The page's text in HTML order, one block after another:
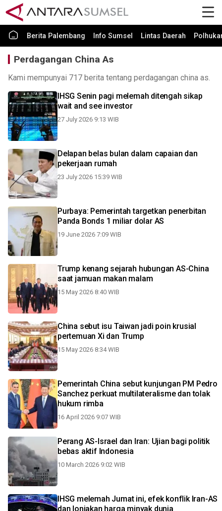
Berita Palembang Info Sumsel Lintas Daerah
Perdagangan China As
Kami mempunyai 717 berita tentang perdagangan china as.
IHSG Senin pagi melemah ditengah sikap
wait and see investor
27 July 2026 9:13 WIB
Delapan belas bulan dalam capaian dan
pekerjaan rumah
23 July 2026 15:39 WIB
Purbaya: Pemerintah targetkan penerbitan
Panda Bonds 1 miliar dolar AS
19 June 2026 7:09 WIB
Trump kenang sejarah hubungan AS-China
saat jamuan makan malam
15 May 2026 8:40 WIB
China sebut isu Taiwan jadi poin krusial
pertemuan Xi dan Trump
15 May 2026 8:34 WIB
Pemerintah China sebut kunjungan PM Pedro
Sanchez perkuat multilateralisme dan tolak
hukum rimba
16 April 2026 9:07 WIB
Perang AS-Israel dan Iran: Ujian bagi politik
bebas aktif Indonesia
10 March 2026 9:02 WIB
IHSG melemah Jumat ini, efek konflik Iran-AS
dan lonjakan harga minyak dunia